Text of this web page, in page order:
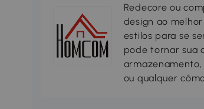
Redecore ou
design ao
estilos para se
pode tornar sua
ou qualquer